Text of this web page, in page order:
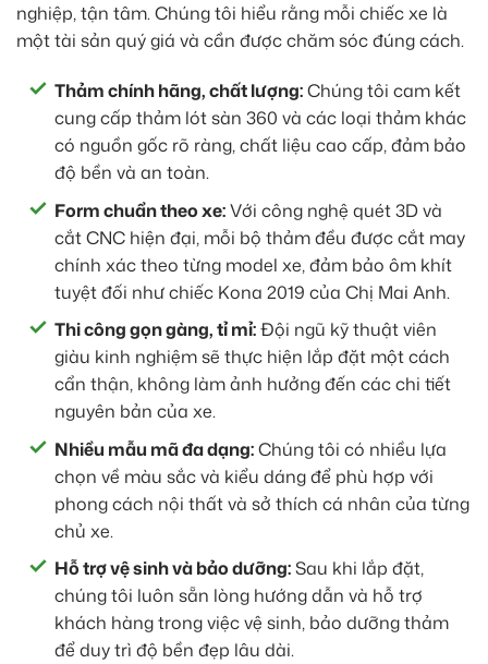
nghiệp, tận tâm. Chúng tôi hiểu rằng mỗi chiếc xe là
một tài sản quý giá và cần được chăm sóc đúng cách.
Thảm chính hãng, chất lượng:Chúng tôi cam kết
cung cấp thảm lót sàn 360 và các loại thảm khác
có nguồn gốc rõ ràng, chất liệu cao cấp, đảm bảo
độ bền và an toàn.
Form chuẩn theo xe:Với công nghệ quét 3D và
cắt CNC hiện đại, mỗi bộ thảm đều được cắt may
chính xác theo từng model xe, đảm bảo ôm khít
tuyệt đối như chiếc Kona 2019 của Chị Mai Anh.
Thi công gọn gàng, tỉ mỉ:Đội ngũ kỹ thuật viên
giàu kinh nghiệm sẽ thực hiện lắp đặt một cách
cẩn thận, không làm ảnh hưởng đến các chi tiết
nguyên bản của xe.
Nhiều mẫu mã đa dạng:Chúng tôi có nhiều lựa
chọn về màu sắc và kiểu dáng để phù hợp với
phong cách nội thất và sở thích cá nhân của từng
chủ xe.
Hỗ trợ vệ sinh và bảo dưỡng:Sau khi lắp đặt,
chúng tôi luôn sẵn lòng hướng dẫn và hỗ trợ
khách hàng trong việc vệ sinh, bảo dưỡng thảm
để duy trì độ bền đẹp lâu dài.